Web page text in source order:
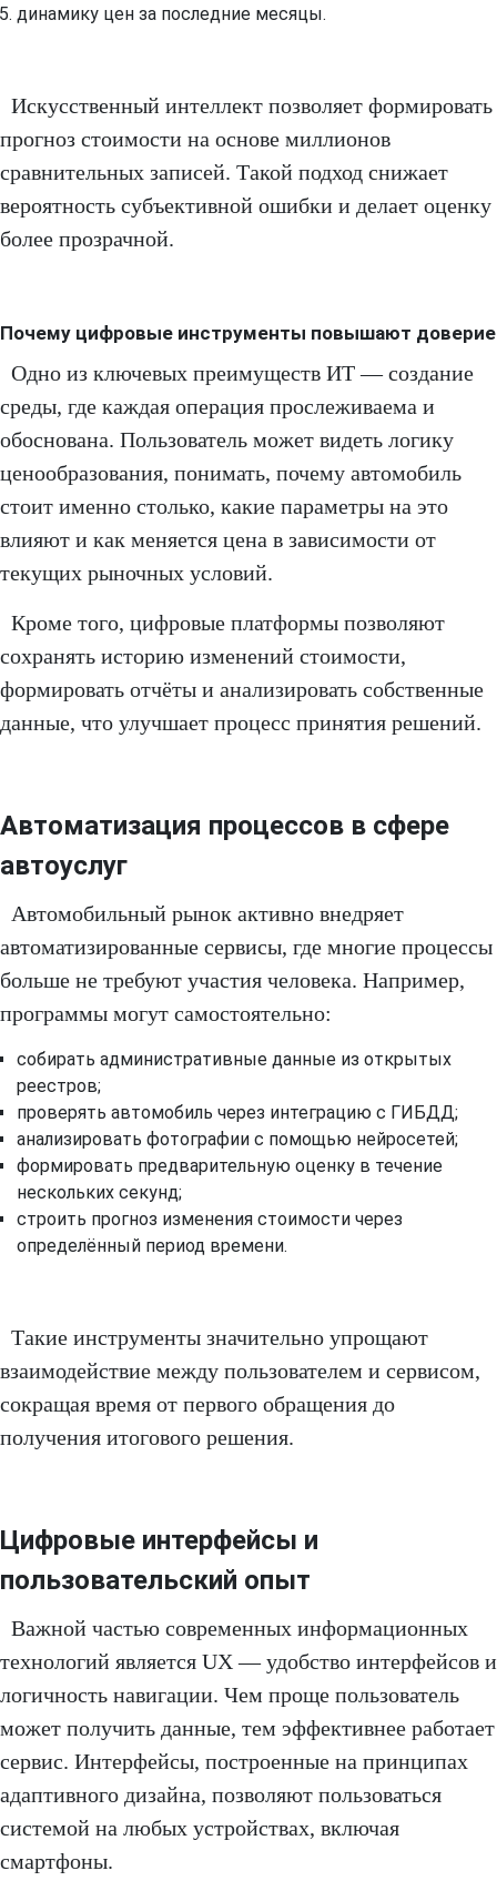
динамику цен за последние месяцы.
Искусственный интеллект позволяет формировать
прогноз стоимости на основе миллионов
сравнительных записей. Такой подход снижает
вероятность субъективной ошибки и делает оценку
более прозрачной.
Почему цифровые инструменты повышают доверие
Одно из ключевых преимуществ ИТ — создание
среды, где каждая операция прослеживаема и
обоснована. Пользователь может видеть логику
ценообразования, понимать, почему автомобиль
стоит именно столько, какие параметры на это
влияют и как меняется цена в зависимости от
текущих рыночных условий.
Кроме того, цифровые платформы позволяют
сохранять историю изменений стоимости,
формировать отчёты и анализировать собственные
данные, что улучшает процесс принятия решений.
Автоматизация процессов в сфере
автоуслуг
Автомобильный рынок активно внедряет
автоматизированные сервисы, где многие процессы
больше не требуют участия человека. Например,
программы могут самостоятельно:
собирать административные данные из открытых
реестров;
проверять автомобиль через интеграцию с ГИБДД;
анализировать фотографии с помощью нейросетей;
формировать предварительную оценку в течение
нескольких секунд;
строить прогноз изменения стоимости через
определённый период времени.
Такие инструменты значительно упрощают
взаимодействие между пользователем и сервисом,
сокращая время от первого обращения до
получения итогового решения.
Цифровые интерфейсы и
пользовательский опыт
Важной частью современных информационных
технологий является UX — удобство интерфейсов и
логичность навигации. Чем проще пользователь
может получить данные, тем эффективнее работает
сервис. Интерфейсы, построенные на принципах
адаптивного дизайна, позволяют пользоваться
системой на любых устройствах, включая
смартфоны.